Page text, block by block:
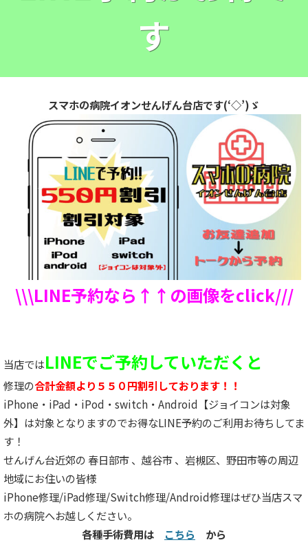
す
スマホの病院イオンせんげん台店です(‘◇’)ゞ
\\\LINE予約なら↑↑の画像をclick///
当店ではLINEでご予約していただくと
修理の合計金額より５５０円割引しております！！
iPhone・iPad・iPod・switch・Android【ジョイコンは対象
外】は対象となりますのでお得なLINE予約のご利用お待ちしてま
す！
せんげん台近郊の 春日部市 、越谷市 、岩槻区、野田市等の周辺
地域にお住いの皆様
iPhone修理/iPad修理/Switch修理/Android修理はぜひ当店スマ
ホの病院へお越しください。
各種手術費用は こちら から